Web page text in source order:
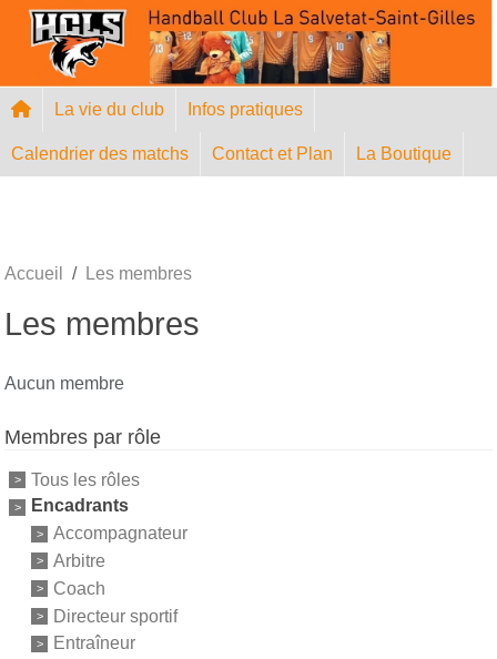
La vie du club Infos pratiques
Calendrier des matchs Contact et Plan La Boutique
Accueil Les membres
Les membres
Aucun membre
Membres par rôle
Tous les rôles
Encadrants
Accompagnateur
Arbitre
Coach
Directeur sportif
Entraîneur
Panneau de gestion des cookies